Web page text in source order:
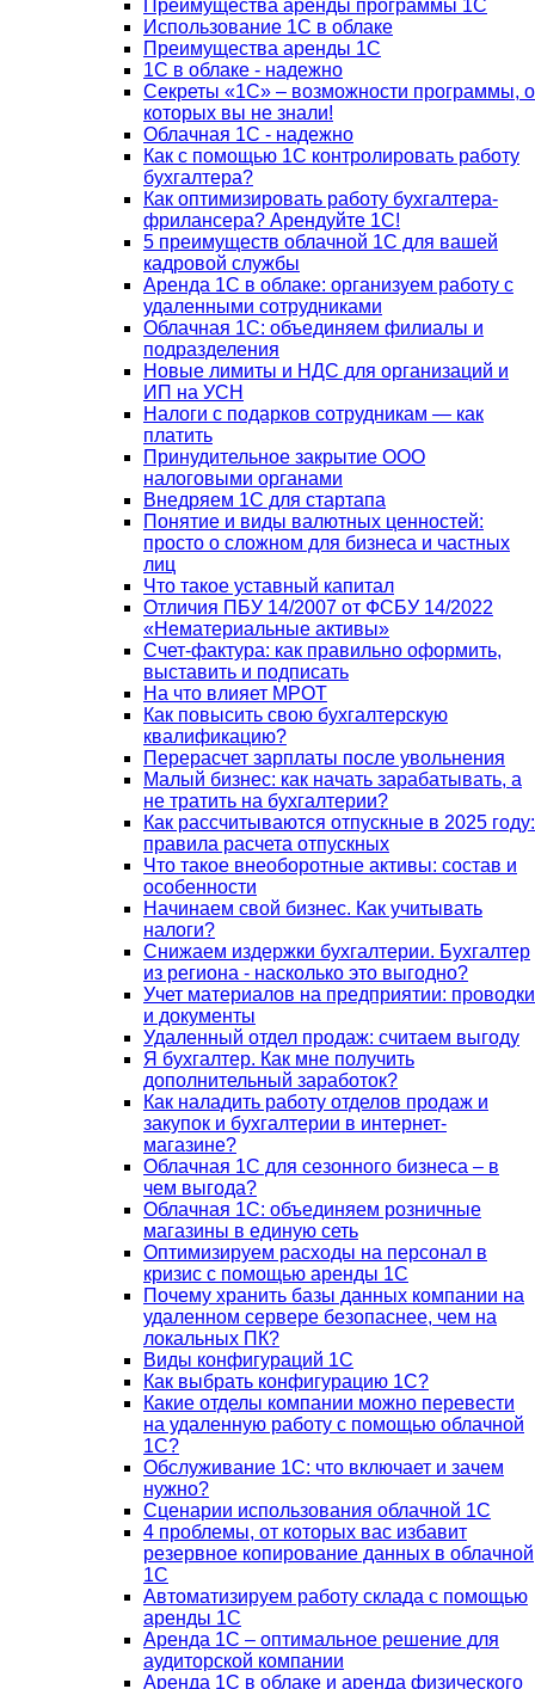
Преимущества аренды программы 1С
Использование 1С в облаке
Преимущества аренды 1С
1С в облаке - надежно
Секреты «1С» – возможности программы, о
которых вы не знали!
Облачная 1С - надежно
Как с помощью 1С контролировать работу
бухгалтера?
Как оптимизировать работу бухгалтера-
фрилансера? Арендуйте 1С!
5 преимуществ облачной 1С для вашей
кадровой службы
Аренда 1С в облаке: организуем работу с
удаленными сотрудниками
Облачная 1С: объединяем филиалы и
подразделения
Новые лимиты и НДС для организаций и
ИП на УСН
Налоги с подарков сотрудникам — как
платить
Принудительное закрытие ООО
налоговыми органами
Внедряем 1С для стартапа
Понятие и виды валютных ценностей:
просто о сложном для бизнеса и частных
лиц
Что такое уставный капитал
Отличия ПБУ 14/2007 от ФСБУ 14/2022
«Нематериальные активы»
Счет-фактура: как правильно оформить,
выставить и подписать
На что влияет МРОТ
Как повысить свою бухгалтерскую
квалификацию?
Перерасчет зарплаты после увольнения
Малый бизнес: как начать зарабатывать, а
не тратить на бухгалтерии?
Как рассчитываются отпускные в 2025 году:
правила расчета отпускных
Что такое внеоборотные активы: состав и
особенности
Начинаем свой бизнес. Как учитывать
налоги?
Снижаем издержки бухгалтерии. Бухгалтер
из региона - насколько это выгодно?
Учет материалов на предприятии: проводки
и документы
Удаленный отдел продаж: считаем выгоду
Я бухгалтер. Как мне получить
дополнительный заработок?
Как наладить работу отделов продаж и
закупок и бухгалтерии в интернет-
магазине?
Облачная 1С для сезонного бизнеса – в
чем выгода?
Облачная 1С: объединяем розничные
магазины в единую сеть
Оптимизируем расходы на персонал в
кризис с помощью аренды 1С
Почему хранить базы данных компании на
удаленном сервере безопаснее, чем на
локальных ПК?
Виды конфигураций 1С
Как выбрать конфигурацию 1С?
Какие отделы компании можно перевести
на удаленную работу с помощью облачной
1С?
Обслуживание 1С: что включает и зачем
нужно?
Сценарии использования облачной 1С
4 проблемы, от которых вас избавит
резервное копирование данных в облачной
1С
Автоматизируем работу склада с помощью
аренды 1С
Аренда 1С – оптимальное решение для
аудиторской компании
Аренда 1С в облаке и аренда физического